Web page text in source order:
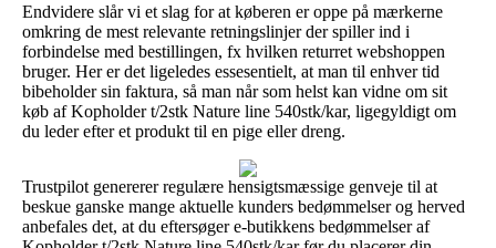
Endvidere slår vi et slag for at køberen er oppe på mærkerne
omkring de mest relevante retningslinjer der spiller ind i
forbindelse med bestillingen, fx hvilken returret webshoppen
bruger. Her er det ligeledes essesentielt, at man til enhver tid
bibeholder sin faktura, så man når som helst kan vidne om sit
køb af Kopholder t/2stk Nature line 540stk/kar, ligegyldigt om
du leder efter et produkt til en pige eller dreng.
Trustpilot genererer regulære hensigtsmæssige genveje til at
beskue ganske mange aktuelle kunders bedømmelser og herved
anbefales det, at du eftersøger e-butikkens bedømmelser af